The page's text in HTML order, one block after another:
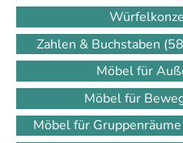
Zahlen & Buchstaben
Möbel für
Möbel für
Möbel für Gruppenräume